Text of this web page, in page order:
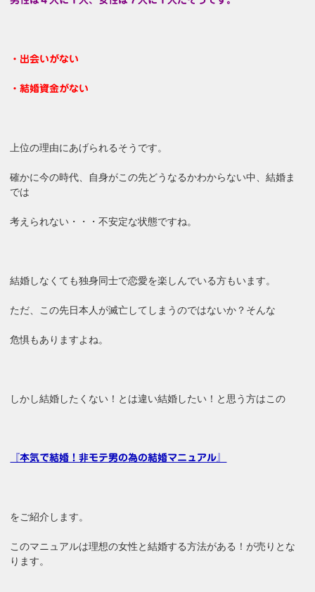
・出会いがない
・結婚資金がない
上位の理由にあげられるそうです。
確かに今の時代、自身がこの先どうなるかわからない中、結婚ま
では
考えられない・・・不安定な状態ですね。
結婚しなくても独身同士で恋愛を楽しんでいる方もいます。
ただ、この先日本人が滅亡してしまうのではないか？そんな
危惧もありますよね。
しかし結婚したくない！とは違い結婚したい！と思う方はこの
『本気で結婚！非モテ男の為の結婚マニュアル』
をご紹介します。
このマニュアルは理想の女性と結婚する方法がある！が売りとな
ります。